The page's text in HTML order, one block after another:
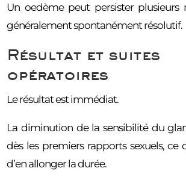
Un oedème peut persister plusieurs
généralement spontanément résolutif.
Résultat et suites
opératoires
Le résultat est immédiat.
La diminution de la sensibilité du
dès les premiers rapports sexuels,
d’en allonger la durée.